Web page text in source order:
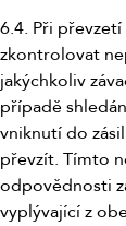
6.4. Při
zkontrolovat
jakýchkoliv
případě
vniknutí do
převzít. Tímto
odpovědnosti
vyplývající z